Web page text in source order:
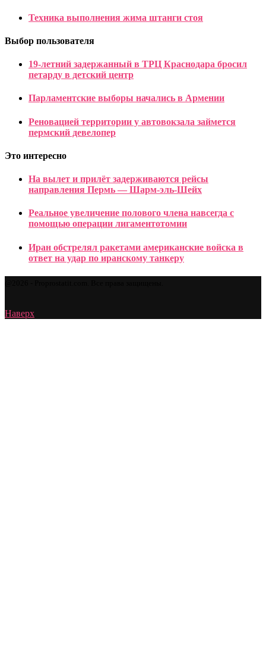
Техника выполнения жима штанги стоя
Выбор пользователя
19-летний задержанный в ТРЦ Краснодара бросил
петарду в детский центр
Парламентские выборы начались в Армении
Реновацией территории у автовокзала займется
пермский девелопер
Это интересно
На вылет и прилёт задерживаются рейсы
направления Пермь — Шарм-эль-Шейх
Реальное увеличение полового члена навсегда с
помощью операции лигаментотомии
Иран обстрелял ракетами американские войска в
ответ на удар по иранскому танкеру
Наверх